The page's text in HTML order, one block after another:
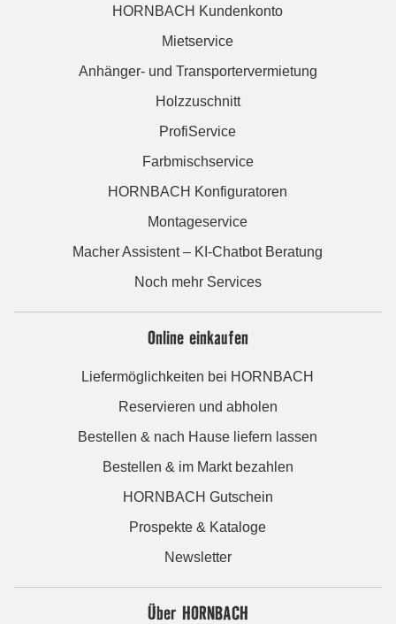
HORNBACH Kundenkonto
Mietservice
Anhänger- und Transportervermietung
Holzzuschnitt
ProfiService
Farbmischservice
HORNBACH Konfiguratoren
Montageservice
Macher Assistent – KI-Chatbot Beratung
Noch mehr Services
Online einkaufen
Liefermöglichkeiten bei HORNBACH
Reservieren und abholen
Bestellen & nach Hause liefern lassen
Bestellen & im Markt bezahlen
HORNBACH Gutschein
Prospekte & Kataloge
Newsletter
Über HORNBACH